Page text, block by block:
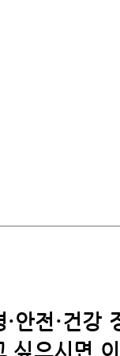
·안전·건
싶으시면​